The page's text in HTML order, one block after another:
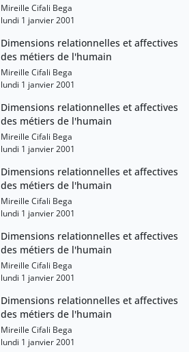
Mireille Cifali Bega
lundi 1 janvier 2001
Dimensions relationnelles et affectives
des métiers de l'humain
Mireille Cifali Bega
lundi 1 janvier 2001
Dimensions relationnelles et affectives
des métiers de l'humain
Mireille Cifali Bega
lundi 1 janvier 2001
Dimensions relationnelles et affectives
des métiers de l'humain
Mireille Cifali Bega
lundi 1 janvier 2001
Dimensions relationnelles et affectives
des métiers de l'humain
Mireille Cifali Bega
lundi 1 janvier 2001
Dimensions relationnelles et affectives
des métiers de l'humain
Mireille Cifali Bega
lundi 1 janvier 2001